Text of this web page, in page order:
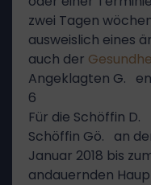
zwei Tagen
ausweislich eines
auch der
Angeklagten G.
6
Für die Schöffin
Schöffin Gö. an
Januar 2018 bis
andauernden